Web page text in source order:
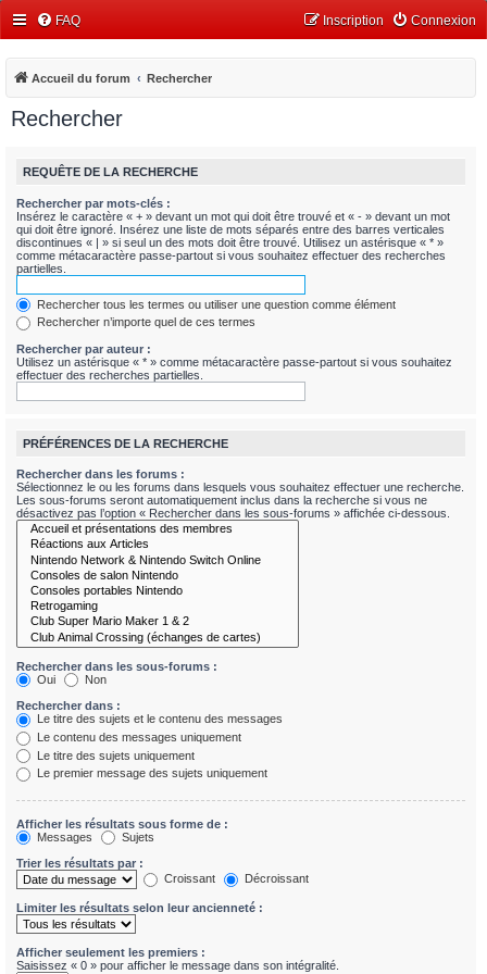
FAQ Connexion
Inscription
Accueil du forum Rechercher
Rechercher
REQUÊTE DE LA RECHERCHE
Rechercher par mots-clés :
Insérez le caractère « + » devant un mot qui doit être trouvé et « - » devant un mot
qui doit être ignoré. Insérez une liste de mots séparés entre des barres verticales
discontinues « | » si seul un des mots doit être trouvé. Utilisez un astérisque « * »
comme métacaractère passe-partout si vous souhaitez effectuer des recherches
partielles.
Rechercher tous les termes ou utiliser une question comme élément
Rechercher n’importe quel de ces termes
Rechercher par auteur :
Utilisez un astérisque « * » comme métacaractère passe-partout si vous souhaitez
effectuer des recherches partielles.
PRÉFÉRENCES DE LA RECHERCHE
Rechercher dans les forums :
Sélectionnez le ou les forums dans lesquels vous souhaitez effectuer une recherche.
Les sous-forums seront automatiquement inclus dans la recherche si vous ne
désactivez pas l’option « Rechercher dans les sous-forums » affichée ci-dessous.
Rechercher dans les sous-forums :
Oui
Non
Rechercher dans :
Le titre des sujets et le contenu des messages
Le contenu des messages uniquement
Le titre des sujets uniquement
Le premier message des sujets uniquement
Afficher les résultats sous forme de :
Messages
Sujets
Trier les résultats par :
Croissant
Décroissant
Limiter les résultats selon leur ancienneté :
Afficher seulement les premiers :
Saisissez « 0 » pour afficher le message dans son intégralité.